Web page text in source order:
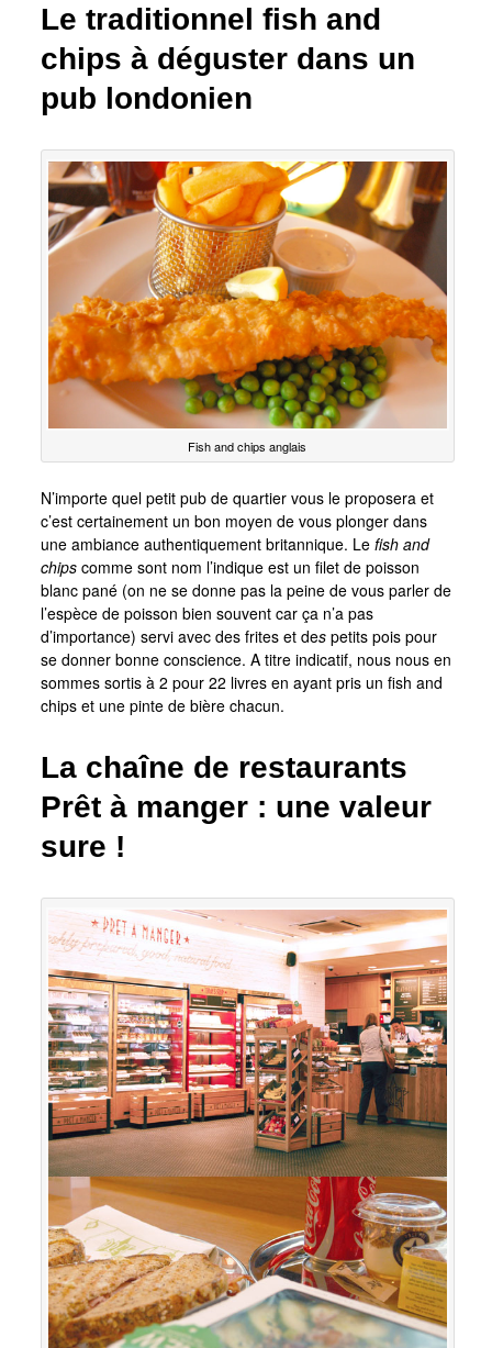
Le traditionnel fish and
chips à déguster dans un
pub londonien
Fish and chips anglais
N’importe quel petit pub de quartier vous le proposera et
c’est certainement un bon moyen de vous plonger dans
une ambiance authentiquement britannique. Le fish and
chipscomme sont nom l’indique est un filet de poisson
blanc pané (on ne se donne pas la peine de vous parler de
l’espèce de poisson bien souvent car ça n’a pas
d’importance) servi avec des frites et despetits pois pour
se donner bonne conscience. A titre indicatif, nous nous en
sommes sortis à 2 pour 22 livres en ayant pris un fish and
chips et une pinte de bière chacun.
La chaîne de restaurants
Prêt à manger : une valeur
sure !